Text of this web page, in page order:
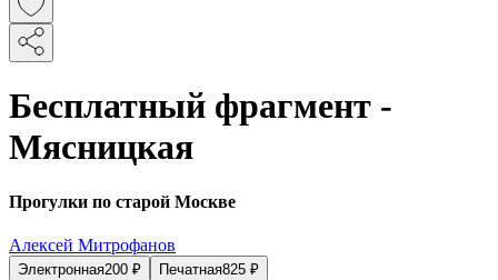
Бесплатный фрагмент -
Мясницкая
Прогулки по старой Москве
Алексей Митрофанов
Электронная200 ₽ Печатная825 ₽